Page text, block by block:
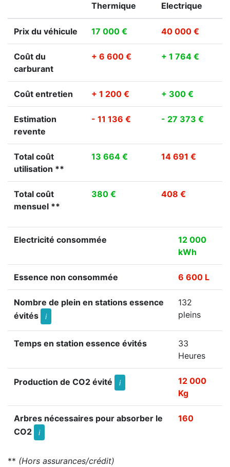
Thermique
Electrique
Prix du véhicule 17 000 € 40 000 €
Coût du
carburant
+ 6 600 € + 1 764 €
Coût entretien + 1 200 € + 300 €
Estimation
revente
- 11 136 € - 27 373 €
Total coût
utilisation **
13 664 € 14 691 €
Total coût
mensuel **
380 € 408 €
Electricité consommée
12 000
kWh
Essence non consommée 6 600 L
Nombre de plein en stations essence
évités
i
132
pleins
Temps en station essence évités
33
Heures
Production de CO2 évité i
12 000
Kg
Arbres nécessaires pour absorber le
CO2
i
160
** (Hors assurances/crédit)